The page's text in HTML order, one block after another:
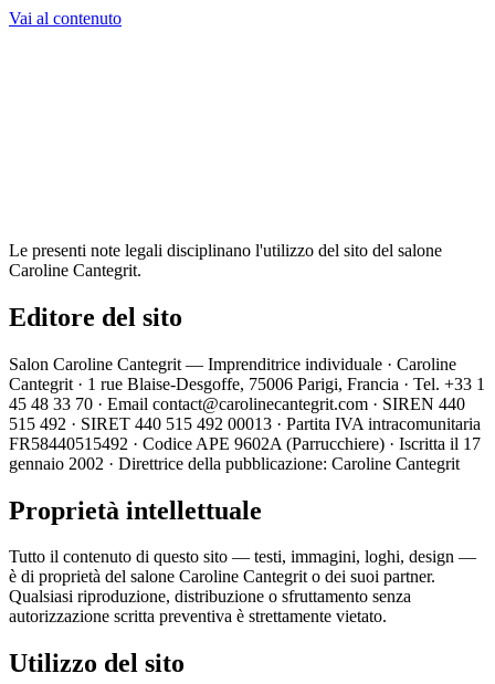
Vai al contenuto
Caroline Cantegrit
Le presenti note legali disciplinano l'utilizzo del sito del salone
Caroline Cantegrit.
Editore del sito
Salon Caroline Cantegrit — Imprenditrice individuale · Caroline
Cantegrit · 1 rue Blaise-Desgoffe, 75006 Parigi, Francia · Tel. +33 1
45 48 33 70 · Email contact@carolinecantegrit.com · SIREN 440
515 492 · SIRET 440 515 492 00013 · Partita IVA intracomunitaria
FR58440515492 · Codice APE 9602A (Parrucchiere) · Iscritta il 17
gennaio 2002 · Direttrice della pubblicazione: Caroline Cantegrit
Proprietà intellettuale
Tutto il contenuto di questo sito — testi, immagini, loghi, design —
è di proprietà del salone Caroline Cantegrit o dei suoi partner.
Qualsiasi riproduzione, distribuzione o sfruttamento senza
autorizzazione scritta preventiva è strettamente vietato.
Utilizzo del sito